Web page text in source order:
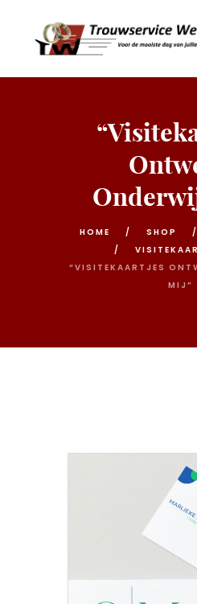
HOME SHOP
“VISITEKAARTJES
MIJ”